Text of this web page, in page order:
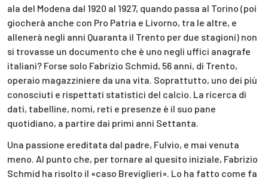
ala del Modena dal 1920 al 1927, quando passa al Torino (poi
giocherà anche con Pro Patria e Livorno, tra le altre, e
allenerà negli anni Quaranta il Trento per due stagioni) non
si trovasse un documento che è uno negli uffici anagrafe
italiani? Forse solo Fabrizio Schmid, 56 anni, di Trento,
operaio magazziniere da una vita. Soprattutto, uno dei più
conosciuti e rispettati statistici del calcio. La ricerca di
dati, tabelline, nomi, reti e presenze è il suo pane
quotidiano, a partire dai primi anni Settanta.
Una passione ereditata dal padre, Fulvio, e mai venuta
meno. Al punto che, per tornare al quesito iniziale, Fabrizio
Schmid ha risolto il «caso Breviglieri». Lo ha fatto come fa